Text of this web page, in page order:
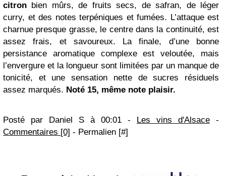
citron bien mûrs, de fruits secs, de safran, de léger
curry, et des notes terpéniques et fumées. L’attaque est
charnue presque grasse, le centre dans la continuité, est
assez frais, et savoureux. La finale, d’une bonne
persistance aromatique complexe est veloutée, mais
l’envergure et la longueur sont limitées par un manque de
tonicité, et une sensation nette de sucres résiduels
assez marqués. Noté 15, même note plaisir.
Posté par Daniel S à 00:01 - Les vins d'Alsace -
Commentaires [0] - Permalien [#]